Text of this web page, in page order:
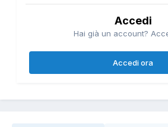
Accedi
Hai già un account?
Accedi ora